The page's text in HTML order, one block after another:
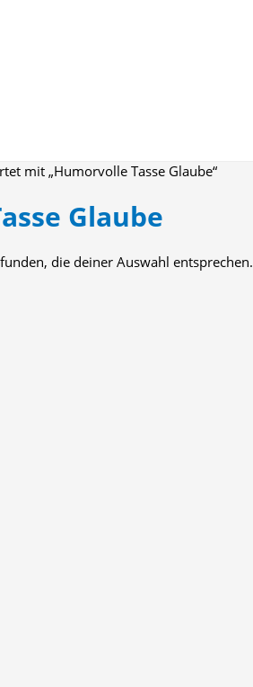
mit „Humorvolle Tasse Glaube“
Glaube
die deiner Auswahl entsprechen.